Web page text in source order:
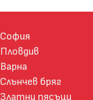
София
Пловдив
Варна
Слънчев бряг
Златни пясъци